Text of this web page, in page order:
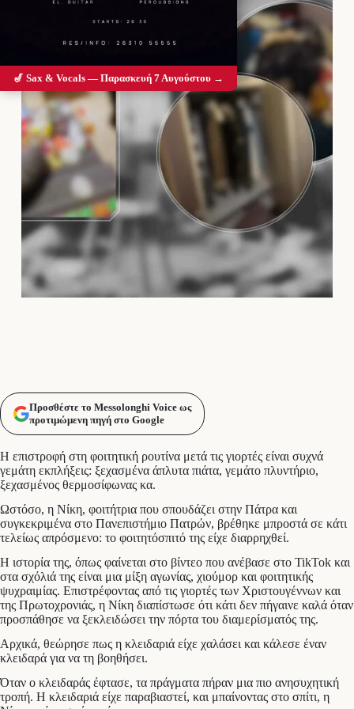
Προσθέστε το Messolonghi Voice ως
προτιμώμενη πηγή στο Google
Η επιστροφή στη φοιτητική ρουτίνα μετά τις γιορτές είναι συχνά
γεμάτη εκπλήξεις: ξεχασμένα άπλυτα πιάτα, γεμάτο πλυντήριο,
ξεχασμένος θερμοσίφωνας κα.
Ωστόσο, η Νίκη, φοιτήτρια που σπουδάζει στην Πάτρα και
συγκεκριμένα στο Πανεπιστήμιο Πατρών, βρέθηκε μπροστά σε κάτι
τελείως απρόσμενο: το φοιτητόσπιτό της είχε διαρρηχθεί.
Η ιστορία της, όπως φαίνεται στο βίντεο που ανέβασε στο TikTok και
στα σχόλιά της είναι μια μίξη αγωνίας, χιούμορ και φοιτητικής
ψυχραιμίας. Επιστρέφοντας από τις γιορτές των Χριστουγέννων και
της Πρωτοχρονιάς, η Νίκη διαπίστωσε ότι κάτι δεν πήγαινε καλά όταν
προσπάθησε να ξεκλειδώσει την πόρτα του διαμερίσματός της.
Αρχικά, θεώρησε πως η κλειδαριά είχε χαλάσει και κάλεσε έναν
κλειδαρά για να τη βοηθήσει.
Όταν ο κλειδαράς έφτασε, τα πράγματα πήραν μια πιο ανησυχητική
τροπή. Η κλειδαριά είχε παραβιαστεί, και μπαίνοντας στο σπίτι, η
🎷 Sax & Vocals — Παρασκευή 7 Αυγούστου →